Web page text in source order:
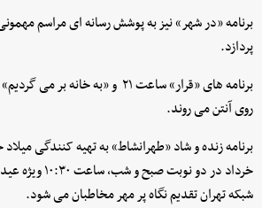
پردازد.
برنامه های «قرار» ساعت ۲۱ و «به
روی آنتن می روند.
خرداد در دو نوبت
شبکه تهران تقدیم نگاه پر مهر مخاطبان می شود.